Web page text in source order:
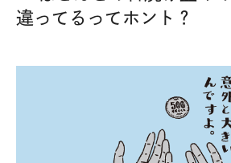
違ってるってホント？